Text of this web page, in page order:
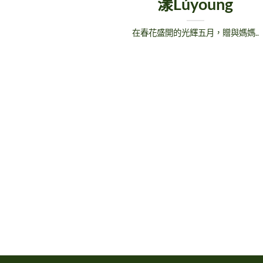
漾Lúyoung
在春花盛開的光輝五月，贈與媽媽..